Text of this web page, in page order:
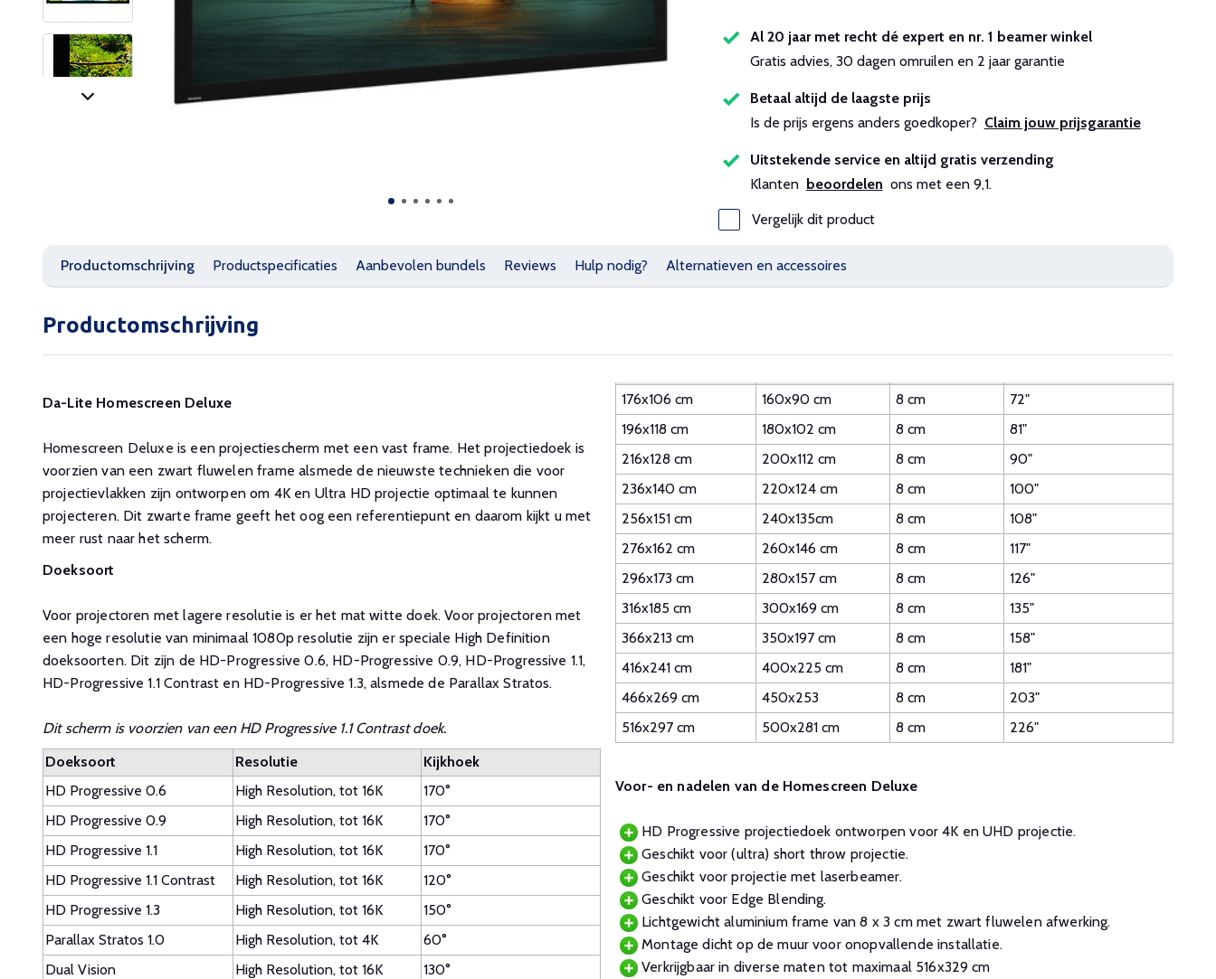
Al 20 jaar met recht dé expert en nr. 1 beamer winkel
Gratis advies, 30 dagen omruilen en 2 jaar garantie
Betaal altijd de laagste prijs
Is de prijs ergens anders goedkoper? Claim jouw prijsgarantie
Uitstekende service en altijd gratis verzending
Klanten beoordelen ons met een 9,1.
Vergelijk dit product
Productomschrijving Productspecificaties Aanbevolen bundels Reviews Hulp nodig? Alternatieven en accessoires
Productomschrijving
Da-Lite Homescreen Deluxe
Homescreen Deluxe is een projectiescherm met een vast frame. Het projectiedoek is
voorzien van een zwart fluwelen frame alsmede de nieuwste technieken die voor
projectievlakken zijn ontworpen om 4K en Ultra HD projectie optimaal te kunnen
projecteren. Dit zwarte frame geeft het oog een referentiepunt en daarom kijkt u met
meer rust naar het scherm.
Doeksoort
Voor projectoren met lagere resolutie is er het mat witte doek. Voor projectoren met
een hoge resolutie van minimaal 1080p resolutie zijn er speciale High Definition
doeksoorten. Dit zijn de HD-Progressive 0.6, HD-Progressive 0.9, HD-Progressive 1.1,
HD-Progressive 1.1 Contrast en HD-Progressive 1.3, alsmede de Parallax Stratos.
Dit scherm is voorzien van een HD Progressive 1.1 Contrast doek.
Doeksoort
Resolutie
Kijkhoek
HD Progressive 0.6
High Resolution, tot 16K
170°
HD Progressive 0.9
High Resolution, tot 16K
170°
HD Progressive 1.1
High Resolution, tot 16K
170°
HD Progressive 1.1 Contrast
High Resolution, tot 16K
120°
HD Progressive 1.3
High Resolution, tot 16K
150°
Parallax Stratos 1.0
High Resolution, tot 4K
60°
Dual Vision
High Resolution, tot 16K
130°
176x106 cm 160x90 cm 8 cm
72"
196x118 cm
180x102 cm 8 cm
81"
216x128 cm
200x112 cm 8 cm
90"
236x140 cm
220x124 cm 8 cm
100"
256x151 cm
240x135cm 8 cm
108"
276x162 cm
260x146 cm 8 cm
117"
296x173 cm
280x157 cm 8 cm
126"
316x185 cm
300x169 cm 8 cm
135"
366x213 cm
350x197 cm 8 cm
158"
416x241 cm
400x225 cm 8 cm
181"
466x269 cm
450x253 8 cm
203"
516x297 cm
500x281 cm 8 cm 226"
Voor- en nadelen van de Homescreen Deluxe
HD Progressive projectiedoek ontworpen voor 4K en UHD projectie.
Geschikt voor (ultra) short throw projectie.
Geschikt voor projectie met laserbeamer.
Geschikt voor Edge Blending.
Lichtgewicht aluminium frame van 8 x 3 cm met zwart fluwelen afwerking.
Montage dicht op de muur voor onopvallende installatie.
Verkrijgbaar in diverse maten tot maximaal 516x329 cm